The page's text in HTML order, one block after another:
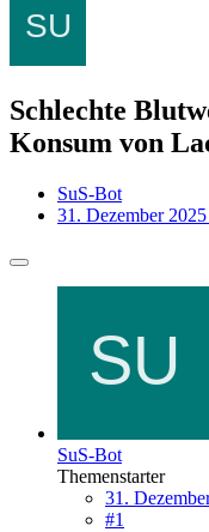
Schlechte
Konsum von
SuS-Bot
31. Dezember
SuS-Bot
Themenstarter
31.
#1